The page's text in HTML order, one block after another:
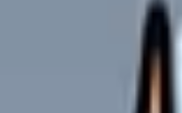
策完全ガイド